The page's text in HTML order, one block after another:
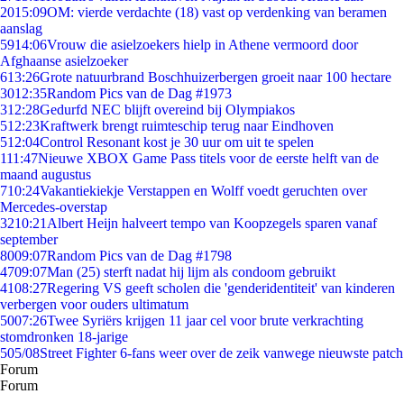
2015:09OM: vierde verdachte (18) vast op verdenking van beramen
aanslag
5914:06Vrouw die asielzoekers hielp in Athene vermoord door
Afghaanse asielzoeker
613:26Grote natuurbrand Boschhuizerbergen groeit naar 100 hectare
3012:35Random Pics van de Dag #1973
312:28Gedurfd NEC blijft overeind bij Olympiakos
512:23Kraftwerk brengt ruimteschip terug naar Eindhoven
512:04Control Resonant kost je 30 uur om uit te spelen
111:47Nieuwe XBOX Game Pass titels voor de eerste helft van de
maand augustus
710:24Vakantiekiekje Verstappen en Wolff voedt geruchten over
Mercedes-overstap
3210:21 Albert Heijn halveert tempo van Koopzegels sparen vanaf
september
8009:07Random Pics van de Dag #1798
4709:07Man (25) sterft nadat hij lijm als condoom gebruikt
4108:27Regering VS geeft scholen die 'genderidentiteit' van kinderen
verbergen voor ouders ultimatum
5007:26Twee Syriërs krijgen 11 jaar cel voor brute verkrachting
stomdronken 18-jarige
505/08Street Fighter 6-fans weer over de zeik vanwege nieuwste patch
Forum
Forum